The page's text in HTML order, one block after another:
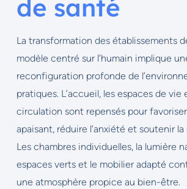
de santé
La transformation des établissements
modèle centré sur l’humain implique
reconfiguration profonde de
pratiques. L’accueil, les espaces de vie
circulation sont repensés pour
apaisant, réduire l’anxiété et soutenir
Les chambres individuelles, la lumière
espaces verts et le mobilier adapté
une atmosphère propice au bien-être.